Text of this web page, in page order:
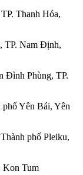
Thanh Hóa,
TP. Nam Định,
Đình Phùng, TP.
Yên Bái, Yên
phố Pleiku,
Kon Tum